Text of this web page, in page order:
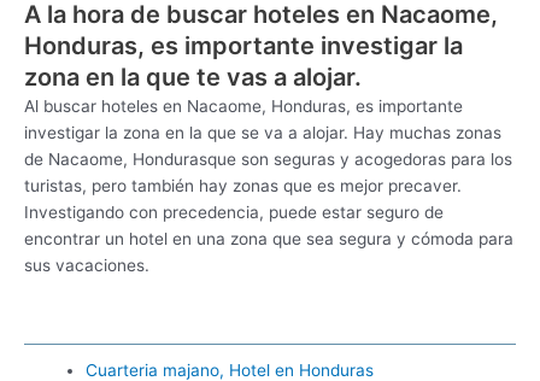
A la hora de buscar hoteles en Nacaome,
Honduras, es importante investigar la
zona en la que te vas a alojar.
Al buscar hoteles en Nacaome, Honduras, es importante
investigar la zona en la que se va a alojar. Hay muchas zonas
de Nacaome, Hondurasque son seguras y acogedoras para los
turistas, pero también hay zonas que es mejor precaver.
Investigando con precedencia, puede estar seguro de
encontrar un hotel en una zona que sea segura y cómoda para
sus vacaciones.
Cuarteria majano, Hotel en Honduras